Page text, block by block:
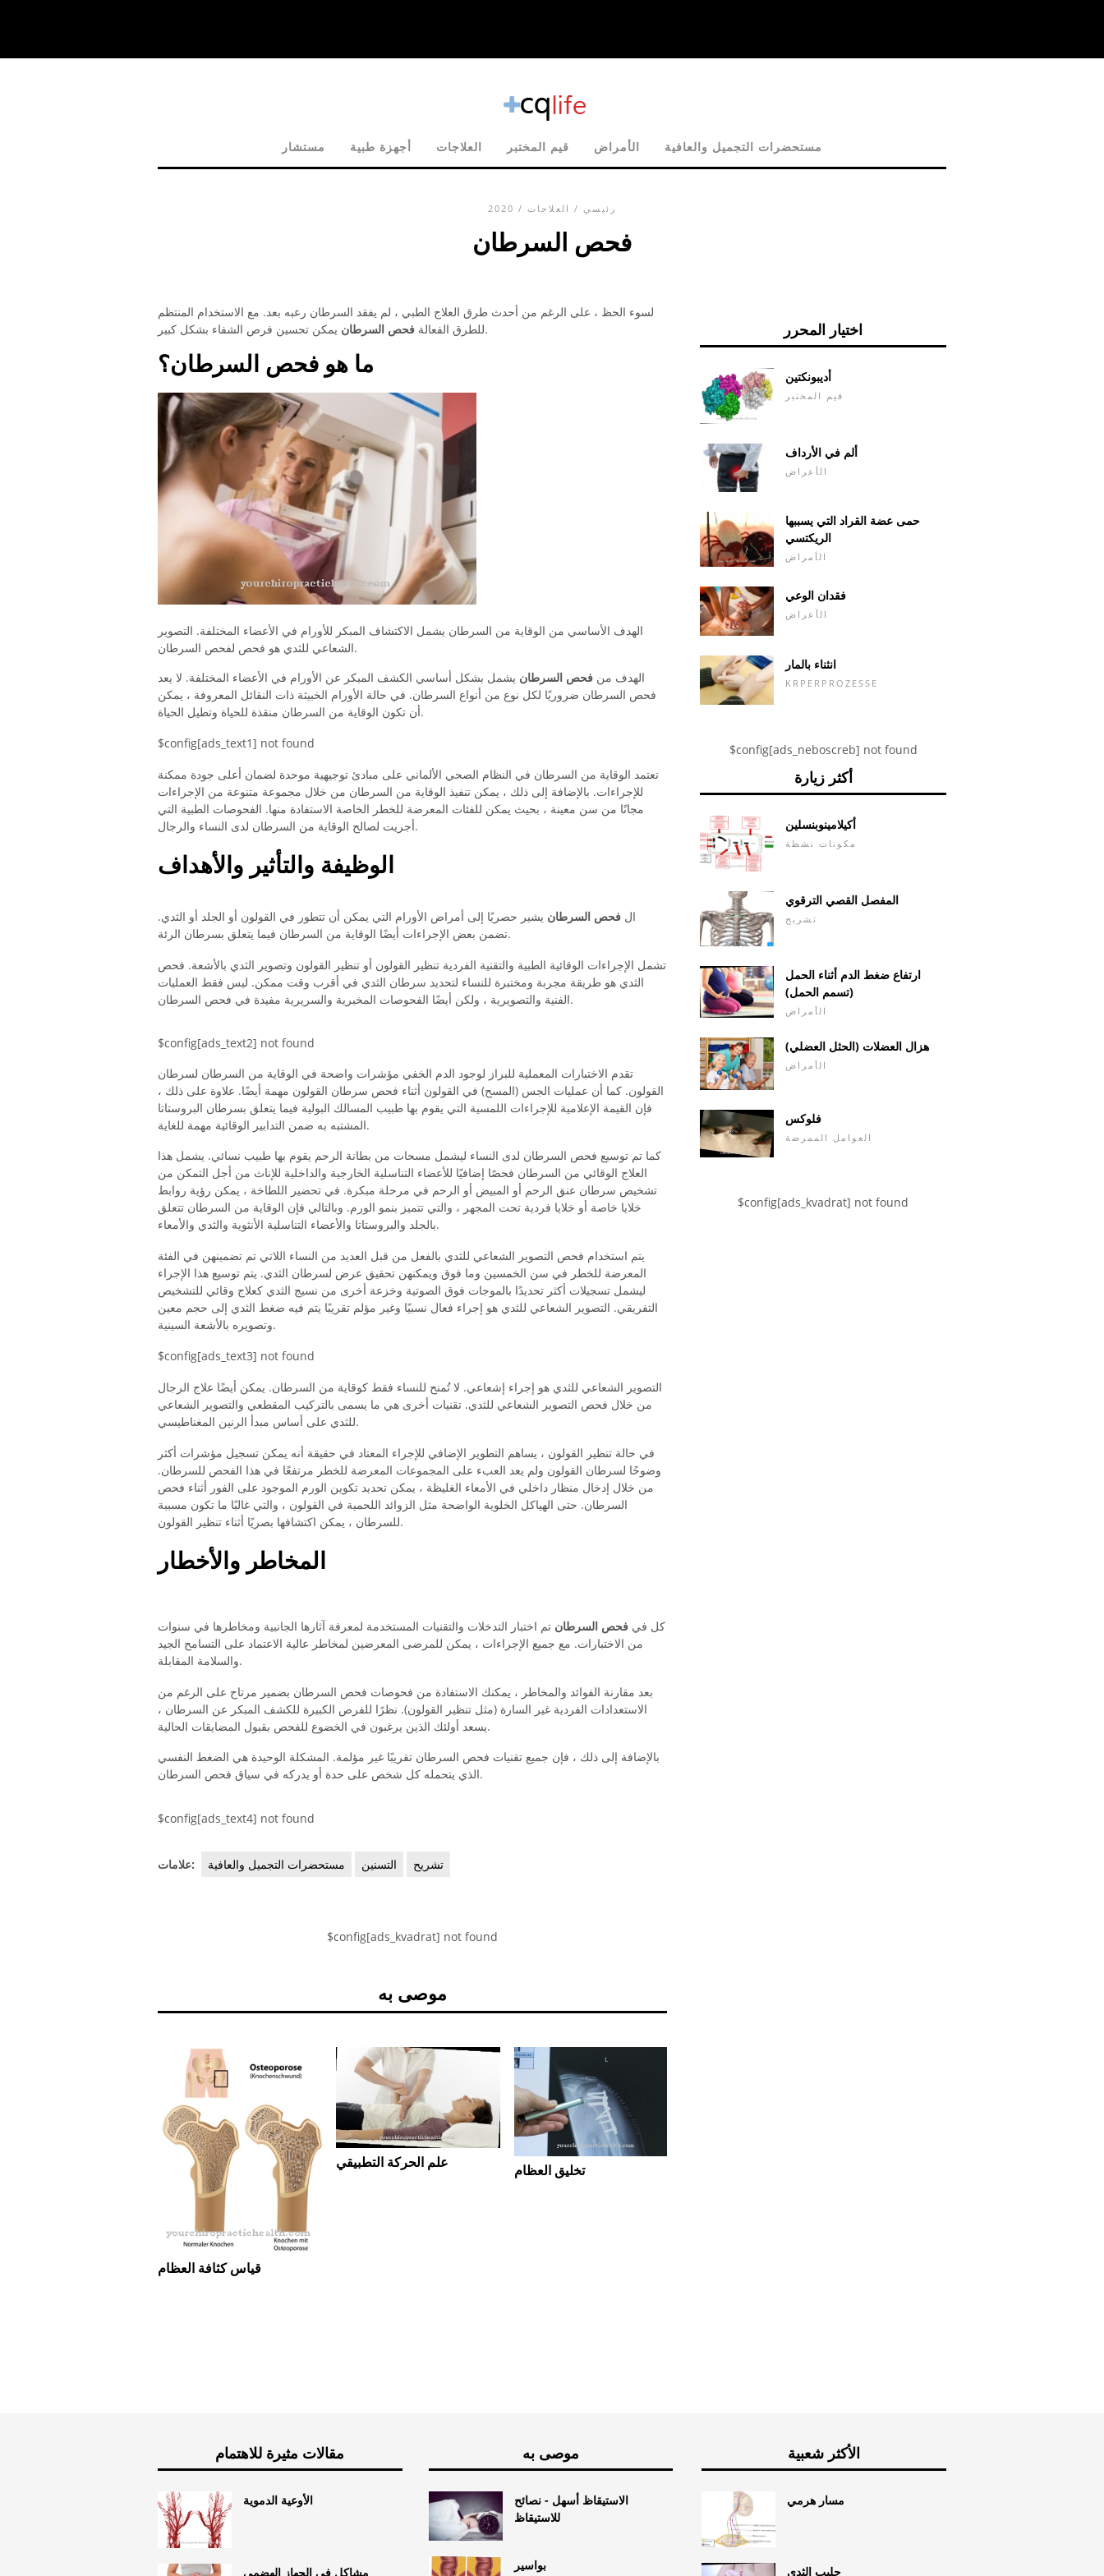
مستشار أجهزة طبية العلاجات قيم المختبر الأمراض مستحضرات التجميل والعافية
رئيسي / العلاجات / 2020
فحص السرطان
لسوء الحظ ، على الرغم من أحدث طرق العلاج الطبي ، لم يفقد السرطان رعبه بعد. مع الاستخدام المنتظم
للطرق الفعالة فحص السرطان يمكن تحسين فرص الشفاء بشكل كبير.
ما هو فحص السرطان؟
الهدف الأساسي من الوقاية من السرطان يشمل الاكتشاف المبكر للأورام في الأعضاء المختلفة. التصوير
الشعاعي للثدي هو فحص لفحص السرطان.
الهدف من فحص السرطان يشمل بشكل أساسي الكشف المبكر عن الأورام في الأعضاء المختلفة. لا يعد
فحص السرطان ضروريًا لكل نوع من أنواع السرطان. في حالة الأورام الخبيثة ذات النقائل المعروفة ، يمكن
أن تكون الوقاية من السرطان منقذة للحياة وتطيل الحياة.
$config[ads_text1] not found
تعتمد الوقاية من السرطان في النظام الصحي الألماني على مبادئ توجيهية موحدة لضمان أعلى جودة ممكنة
للإجراءات. بالإضافة إلى ذلك ، يمكن تنفيذ الوقاية من السرطان من خلال مجموعة متنوعة من الإجراءات
مجانًا من سن معينة ، بحيث يمكن للفئات المعرضة للخطر الخاصة الاستفادة منها. الفحوصات الطبية التي
أجريت لصالح الوقاية من السرطان لدى النساء والرجال.
الوظيفة والتأثير والأهداف
ال فحص السرطان يشير حصريًا إلى أمراض الأورام التي يمكن أن تتطور في القولون أو الجلد أو الثدي.
تضمن بعض الإجراءات أيضًا الوقاية من السرطان فيما يتعلق بسرطان الرئة.
تشمل الإجراءات الوقائية الطبية والتقنية الفردية تنظير القولون أو تنظير القولون وتصوير الثدي بالأشعة. فحص
الثدي هو طريقة مجربة ومختبرة للنساء لتحديد سرطان الثدي في أقرب وقت ممكن. ليس فقط العمليات
الفنية والتصويرية ، ولكن أيضًا الفحوصات المخبرية والسريرية مفيدة في فحص السرطان.
$config[ads_text2] not found
تقدم الاختبارات المعملية للبراز لوجود الدم الخفي مؤشرات واضحة في الوقاية من السرطان لسرطان
القولون. كما أن عمليات الجس (المسح) في القولون أثناء فحص سرطان القولون مهمة أيضًا. علاوة على ذلك ،
فإن القيمة الإعلامية للإجراءات اللمسية التي يقوم بها طبيب المسالك البولية فيما يتعلق بسرطان البروستاتا
المشتبه به ضمن التدابير الوقائية مهمة للغاية.
كما تم توسيع فحص السرطان لدى النساء ليشمل مسحات من بطانة الرحم يقوم بها طبيب نسائي. يشمل هذا
العلاج الوقائي من السرطان فحصًا إضافيًا للأعضاء التناسلية الخارجية والداخلية للإناث من أجل التمكن من
تشخيص سرطان عنق الرحم أو المبيض أو الرحم في مرحلة مبكرة. في تحضير اللطاخة ، يمكن رؤية روابط
خلايا خاصة أو خلايا فردية تحت المجهر ، والتي تتميز بنمو الورم. وبالتالي فإن الوقاية من السرطان تتعلق
بالجلد والبروستاتا والأعضاء التناسلية الأنثوية والثدي والأمعاء.
يتم استخدام فحص التصوير الشعاعي للثدي بالفعل من قبل العديد من النساء اللاتي تم تضمينهن في الفئة
المعرضة للخطر في سن الخمسين وما فوق ويمكنهن تحقيق عرض لسرطان الثدي. يتم توسيع هذا الإجراء
ليشمل تسجيلات أكثر تحديدًا بالموجات فوق الصوتية وخزعة أخرى من نسيج الثدي كعلاج وقائي للتشخيص
التفريقي. التصوير الشعاعي للثدي هو إجراء فعال نسبيًا وغير مؤلم تقريبًا يتم فيه ضغط الثدي إلى حجم معين
وتصويره بالأشعة السينية.
$config[ads_text3] not found
التصوير الشعاعي للثدي هو إجراء إشعاعي. لا تُمنح للنساء فقط كوقاية من السرطان. يمكن أيضًا علاج الرجال
من خلال فحص التصوير الشعاعي للثدي. تقنيات أخرى هي ما يسمى بالتركيب المقطعي والتصوير الشعاعي
للثدي على أساس مبدأ الرنين المغناطيسي.
في حالة تنظير القولون ، يساهم التطوير الإضافي للإجراء المعتاد في حقيقة أنه يمكن تسجيل مؤشرات أكثر
وضوحًا لسرطان القولون ولم يعد العبء على المجموعات المعرضة للخطر مرتفعًا في هذا الفحص للسرطان.
من خلال إدخال منظار داخلي في الأمعاء الغليظة ، يمكن تحديد تكوين الورم الموجود على الفور أثناء فحص
السرطان. حتى الهياكل الخلوية الواضحة مثل الزوائد اللحمية في القولون ، والتي غالبًا ما تكون مسببة
للسرطان ، يمكن اكتشافها بصريًا أثناء تنظير القولون.
المخاطر والأخطار
كل في فحص السرطان تم اختبار التدخلات والتقنيات المستخدمة لمعرفة آثارها الجانبية ومخاطرها في سنوات
من الاختبارات. مع جميع الإجراءات ، يمكن للمرضى المعرضين لمخاطر عالية الاعتماد على التسامح الجيد
والسلامة المقابلة.
بعد مقارنة الفوائد والمخاطر ، يمكنك الاستفادة من فحوصات فحص السرطان بضمير مرتاح على الرغم من
الاستعدادات الفردية غير السارة (مثل تنظير القولون). نظرًا للفرص الكبيرة للكشف المبكر عن السرطان ،
يسعد أولئك الذين يرغبون في الخضوع للفحص بقبول المضايقات الحالية.
بالإضافة إلى ذلك ، فإن جميع تقنيات فحص السرطان تقريبًا غير مؤلمة. المشكلة الوحيدة هي الضغط النفسي
الذي يتحمله كل شخص على حدة أو يدركه في سياق فحص السرطان.
$config[ads_text4] not found
علامات: مستحضرات التجميل والعافية التسنين تشريح
$config[ads_kvadrat] not found
موصى به
قياس كثافة العظام
علم الحركة التطبيقي تخليق العظام
اختيار المحرر
أديبونكتين
قيم المختبر
ألم في الأرداف
الأعراض
حمى عضة القراد التي يسببها
الريكتسي
الأمراض
فقدان الوعي
الأعراض
انثناء بالمار
KRPERPROZESSE
$config[ads_neboscreb] not found
أكثر زيارة
أكيلامينوبنسلين
مكونات نشطة
المفصل القصي الترقوي
تشريح
ارتفاع ضغط الدم أثناء الحمل
(تسمم الحمل)
الأمراض
هزال العضلات (الحثل العضلي)
الأمراض
فلوكس
العوامل الممرضة
$config[ads_kvadrat] not found
مقالات مثيرة للاهتمام
الأوعية الدموية
مشاكل في الجهاز الهضمي
موصى به
الاستيقاظ أسهل - نصائح
للاستيقاظ
بواسير
الأكثر شعبية
مسار هرمي
حليب الثدي